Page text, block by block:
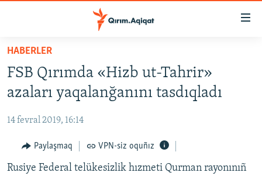
Esas
qaytmaq
Baş
navigatsiyağa
qaytmaq
qaytmaq
SİYASET
İQTİSADİYAT
CEMİYET
MEDENİYET
İNSAN AQLARI
HABERLER
FSB Qırımda «Hizb ut-Tahrir»
azaları yaqalanğanını tasdıqladı
14 fevral 2019, 16:14
Paylaşmaq VPN-siz oquñız
Rusiye Federal telükesizlik hızmeti Qurman rayonınıñ